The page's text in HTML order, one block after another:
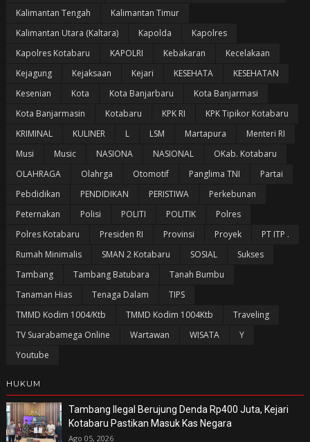
Kalimantan Tengah
Kalimantan Timur
Kalimantan Utara (Kaltara)
Kapolda
Kapolres
Kapolres Kotabaru
KAPOLRI Kebakaran
Kecelakaan
Kejagung
Kejaksaan Kejari KESEHATA
KESEHATAN
Kesenian
Kota Kota Banjarbaru
Kota Banjarmasi
Kota Banjarmasin
Kotabaru KPK RI
KPK Tipikor Kotabaru
KRIMINAL
KULINER L LSM Martapura
Menteri RI
Musi
Music NASIONA NASIONAL
OKab. Kotabaru
OLAHRAGA
Olahrga Otomotif Panglima TNI
Partai
Pebdidikan
PENDIDIKAN PERISTIWA
Perkebunan
Peternakan
Polisi POLITI POLITIK
Polres
Polres Kotabaru
Presiden RI Provinsi Proyek
PT ITP .
Rumah Minimalis
SMAN 2 Kotabaru SOSIAL
Sukses
Tambang
Tambang Batubara
Tanah Bumbu
Tanaman Hias
Tenaga Dalam
TIPS
TMMD Kodim 1004/Ktb
TMMD Kodim 1004Ktb
Traveling
TV Suarabamega Online
Wartawan WISATA
Y
Youtube
HUKUM
Tambang Ilegal Berujung Denda Rp400 Juta, Kejari
Kotabaru Pastikan Masuk Kas Negara
Ago 05, 2026